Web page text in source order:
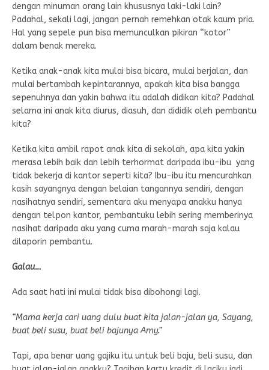
dengan minuman orang lain khususnya laki-laki lain?
Padahal, sekali lagi, jangan pernah remehkan otak kaum pria.
Hal yang sepele pun bisa memunculkan pikiran “kotor”
dalam benak mereka.
Ketika anak-anak kita mulai bisa bicara, mulai berjalan, dan
mulai bertambah kepintarannya, apakah kita bisa bangga
sepenuhnya dan yakin bahwa itu adalah didikan kita? Padahal
selama ini anak kita diurus, diasuh, dan dididik oleh pembantu
kita?
Ketika kita ambil rapot anak kita di sekolah, apa kita yakin
merasa lebih baik dan lebih terhormat daripada ibu-ibu yang
tidak bekerja di kantor seperti kita? Ibu-ibu itu mencurahkan
kasih sayangnya dengan belaian tangannya sendiri, dengan
nasihatnya sendiri, sementara aku menyapa anakku hanya
dengan telpon kantor, pembantuku lebih sering memberinya
nasihat daripada aku yang cuma marah-marah saja kalau
dilaporin pembantu.
Galau…
Ada saat hati ini mulai tidak bisa dibohongi lagi.
“Mama kerja cari uang dulu buat kita jalan-jalan ya, Sayang,
buat beli susu, buat beli bajunya Amy.”
Tapi, apa benar uang gajiku itu untuk beli baju, beli susu, dan